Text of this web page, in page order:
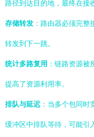
路径到达目的地，最终在接
存储转发 ：路由器必须完
转发到下一跳。
统计多路复用 ：链路资源
提高了资源利用率。
排队与延迟 ：当多个包同
缓冲区中排队等待，可能引